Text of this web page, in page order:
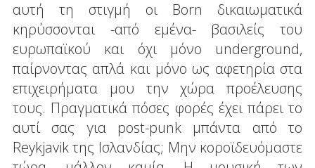
αυτή τη στιγμή οι Born δικαιωματικά
κηρύσσονται -από εμένα- βασιλείς του
ευρωπαϊκού και όχι μόνο underground,
παίρνοντας απλά και μόνο ως αφετηρία στα
επιχειρήματα μου την χώρα προέλευσης
τους. Πραγματικά πόσες φορές έχει πάρει το
αυτί σας για post-punk μπάντα από το
Reykjavik της Ισλανδίας; Μην κοροϊδευόμαστε